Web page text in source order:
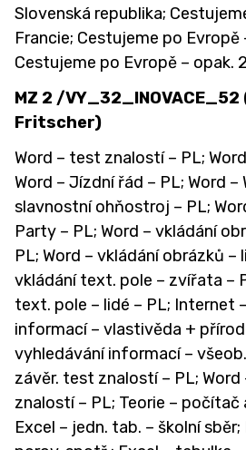
Slovenská republika;
Francie; Cestujeme po Evropě
Cestujeme po Evropě – opak. 2
MZ 2 /
Fritscher)
Word – test znalostí – PL;
Word – Jízdní řád – PL; Word –
slavnostní ohňostroj – PL;
Party – PL; Word – vkládání
PL; Word – vkládání obrázků –
vkládání text. pole – zvířata –
text. pole – lidé – PL; Internet
informací – vlastivěda +
vyhledávání informací –
závěr. test znalostí – PL;
znalostí – PL; Teorie – počítač
Excel – jedn. tab. – školní